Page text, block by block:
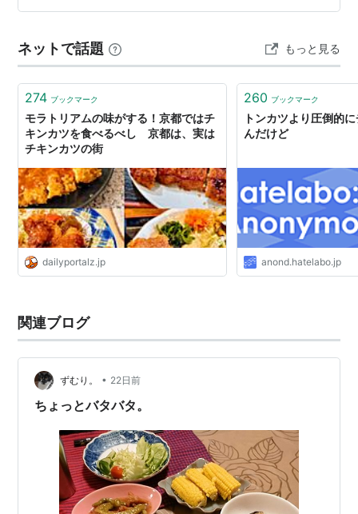
ね肉の全体にフォークを刺し（めん棒などで叩いて
す。 ２ 小麦粉、と…
ネットで話題 もっと見る
274 ブックマーク
モラトリアムの味がする！京都ではチ
キンカツを食べるべし 京都は、実は
チキンカツの街
dailyportalz.jp
260 ブックマーク
トンカツより圧倒的
んだけど
anond.hatelabo.jp
関連ブログ
ずむり。 • 22日前
ちょっとバタバタ。